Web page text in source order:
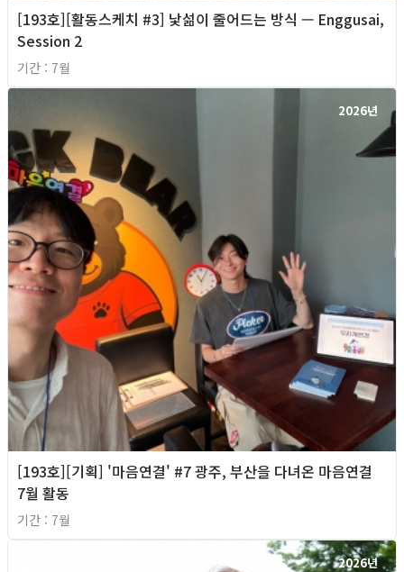
[193호][활동스케치 #3] 낯섦이 줄어드는 방식 — Enggusai,
Session 2
기간 : 7월
2026년
[193호][기획] '마음연결' #7 광주, 부산을 다녀온 마음연결
7월 활동
기간 : 7월
2026년